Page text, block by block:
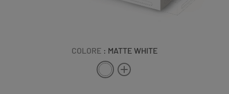
COLORE : MATTE WHITE